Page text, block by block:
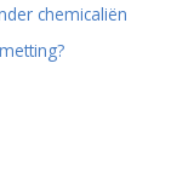
chemicaliën